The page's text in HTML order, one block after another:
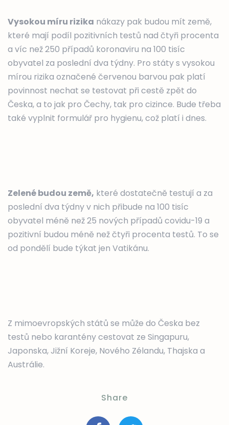
Vysokou míru rizika nákazy pak budou mít země,
které mají podíl pozitivních testů nad čtyři procenta
a víc než 250 případů koronaviru na 100 tisíc
obyvatel za poslední dva týdny. Pro státy s vysokou
mírou rizika označené červenou barvou pak platí
povinnost nechat se testovat při cestě zpět do
Česka, a to jak pro Čechy, tak pro cizince. Bude třeba
také vyplnit formulář pro hygienu, což platí i dnes.
Zelené budou země, které dostatečně testují a za
poslední dva týdny v nich přibude na 100 tisíc
obyvatel méně než 25 nových případů covidu-19 a
pozitivní budou méně než čtyři procenta testů. To se
od pondělí bude týkat jen Vatikánu.
Z mimoevropských států se může do Česka bez
testů nebo karantény cestovat ze Singapuru,
Japonska, Jižní Koreje, Nového Zélandu, Thajska a
Austrálie.
Share